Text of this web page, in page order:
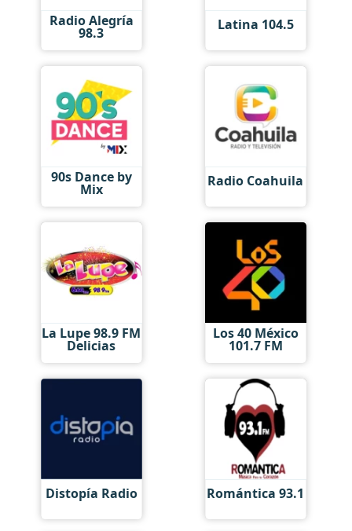
Radio Alegría
98.3 Latina 104.5
90s Dance by
Mix Radio Coahuila
La Lupe 98.9 FM
Delicias
Los 40 México
101.7 FM
Distopía Radio Romántica 93.1